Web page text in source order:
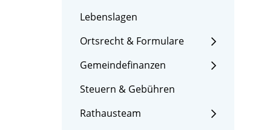
Lebenslagen
Ortsrecht & Formulare
Gemeindefinanzen
Steuern & Gebühren
Rathausteam